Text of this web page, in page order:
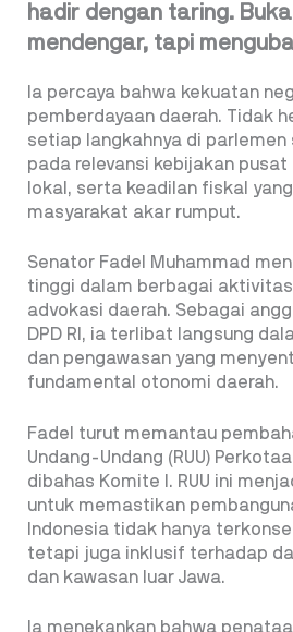
hadir dengan taring.
mendengar, tapi
Ia percaya bahwa kekuatan
pemberdayaan daerah. Tidak
setiap langkahnya di parlemen
pada relevansi kebijakan
lokal, serta keadilan fiskal
masyarakat akar rumput.
Senator Fadel Muhammad
tinggi dalam berbagai
advokasi daerah. Sebagai
DPD RI, ia terlibat langsung
dan pengawasan yang
fundamental otonomi daerah.
Fadel turut memantau
Undang-Undang (RUU)
dibahas Komite I. RUU ini
untuk memastikan
Indonesia tidak hanya
tetapi juga inklusif terhadap
dan kawasan luar Jawa.
Ia menekankan bahwa